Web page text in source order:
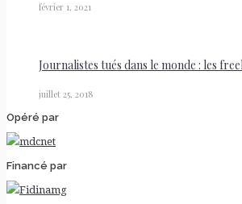
février 1, 2021
Journalistes tués dans le monde : les
juillet 25, 2018
Opéré par
Financé par